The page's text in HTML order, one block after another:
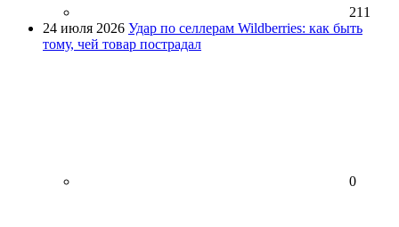
211
24 июля 2026 Удар по селлерам Wildberries: как быть
тому, чей товар пострадал
0